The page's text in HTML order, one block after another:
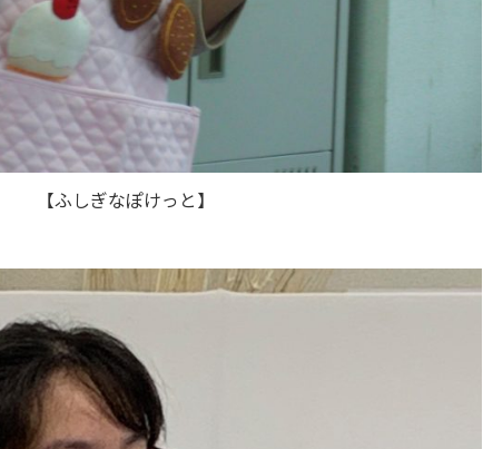
【ふしぎなぽけっと】